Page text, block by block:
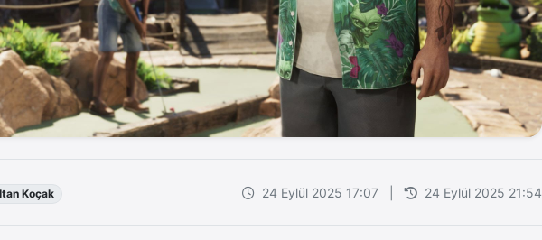
Koçak 24 Eylül 2025 17:07 24 Eylül 2025 21:54